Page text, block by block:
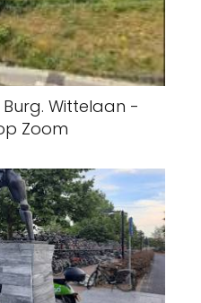
Wittelaan -
Zoom